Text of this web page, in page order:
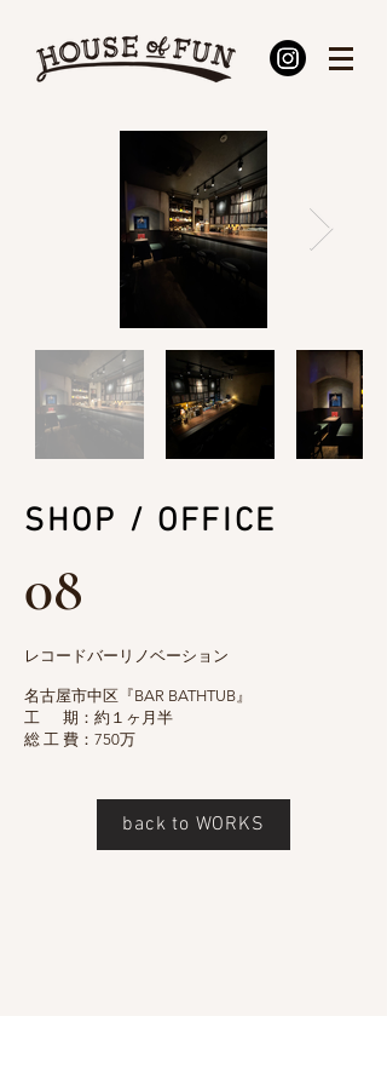
SHOP / OFFICE
08
レコードバーリノベーション
名古屋市中区『BAR BATHTUB』​
工 期：約１ヶ月半
​総 工 費：750万
back to WORKS